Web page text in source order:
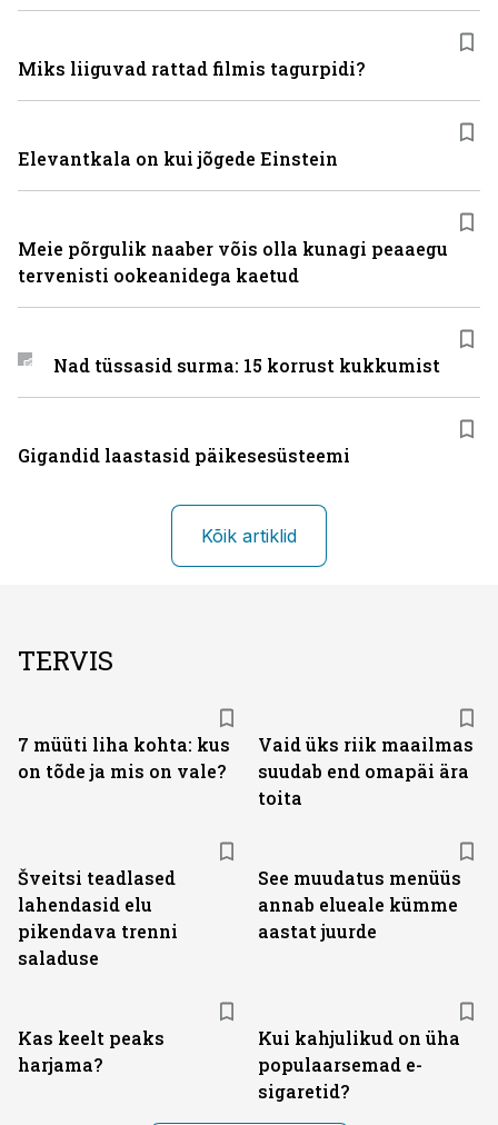
Miks liiguvad rattad filmis tagurpidi?
Elevantkala on kui jõgede Einstein
Meie põrgulik naaber võis olla kunagi peaaegu
tervenisti ookeanidega kaetud
Nad tüssasid surma: 15 korrust kukkumist
Gigandid laastasid päikesesüsteemi
Kõik artiklid
TERVIS
7 müüti liha kohta: kus
on tõde ja mis on vale?
Vaid üks riik maailmas
suudab end omapäi ära
toita
Šveitsi teadlased
lahendasid elu
pikendava trenni
saladuse
See muudatus menüüs
annab elueale kümme
aastat juurde
Kas keelt peaks
harjama?
Kui kahjulikud on üha
populaarsemad e-
sigaretid?